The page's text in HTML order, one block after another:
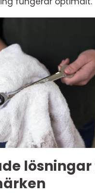
lösningar